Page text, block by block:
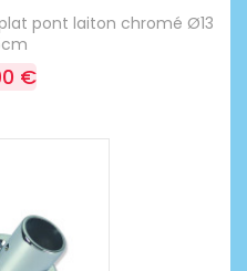
pont laiton chromé Ø13
€